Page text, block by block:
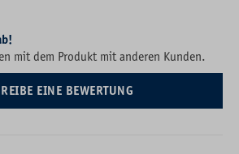
von 0 von 5 Sternen
mit dem Produkt mit anderen Kunden.
EINE BEWERTUNG